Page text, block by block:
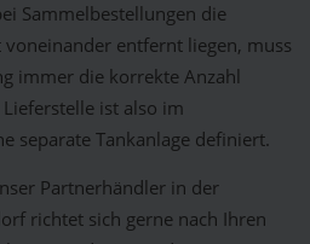
Sammelbestellungen die
entfernt liegen, muss
immer die korrekte Anzahl
ist also im
separate Tankanlage definiert.
Partnerhändler in der
richtet sich gerne nach Ihren